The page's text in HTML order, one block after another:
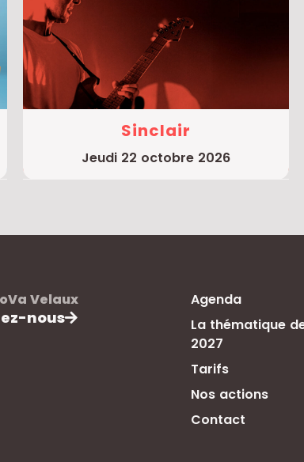
Sinclair
jeudi 22 octobre 2026
Velaux
nous
Agenda
La thématique
2027
Tarifs
Nos actions
Contact